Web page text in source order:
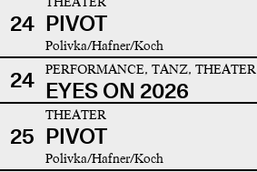
24 PIVOT
Polivka/Hafner/Koch
24 PERFORMANCE, TANZ, THEATER
EYES ON 2026
25
THEATER
PIVOT
Polivka/Hafner/Koch